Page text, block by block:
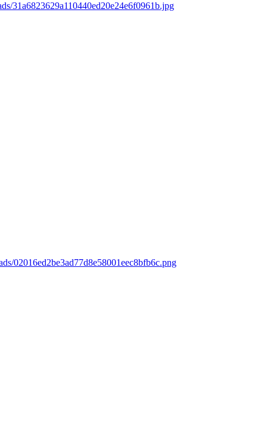
31a6823629a110440ed20e24e6f0961b.jpg
02016ed2be3ad77d8e58001eec8bfb6c.png